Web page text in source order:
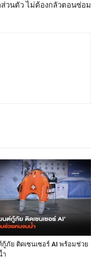
วนตัว ไม่ต้องกลัวตอนซ่อม
ภัย ติดเซนเซอร์ AI พร้อมช่วย
ำ